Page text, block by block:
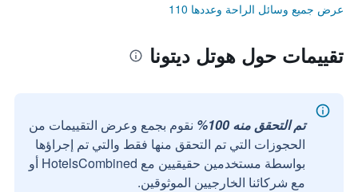
عرض جميع وسائل الراحة وعددها 110
تقييمات حول هوتل ديتونا
تم التحقق منه 100%
نقوم بجمع وعرض التقييمات من
الحجوزات التي تم التحقق منها فقط والتي تم إجراؤها
بواسطة مستخدمين حقيقيين مع HotelsCombined أو
مع شركائنا الخارجيين الموثوقين.